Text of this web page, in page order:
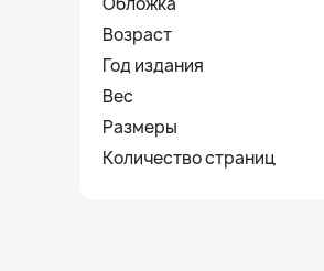
Возраст
Год издания
Вес
Размеры
Количество страниц